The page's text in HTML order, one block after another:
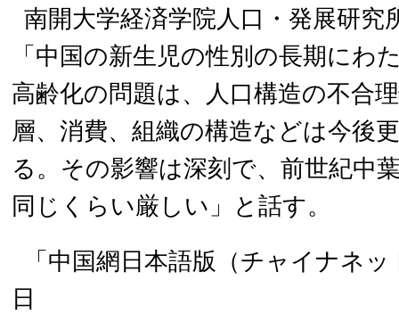
南開大学経済学院人口・発展研究
「中国の新生児の性別の長期にわ
高齢化の問題は、人口構造の不合
層、消費、組織の構造などは今後
る。その影響は深刻で、前世紀中
同じくらい厳しい」と話す。
「中国網日本語版（チャイナネ
日